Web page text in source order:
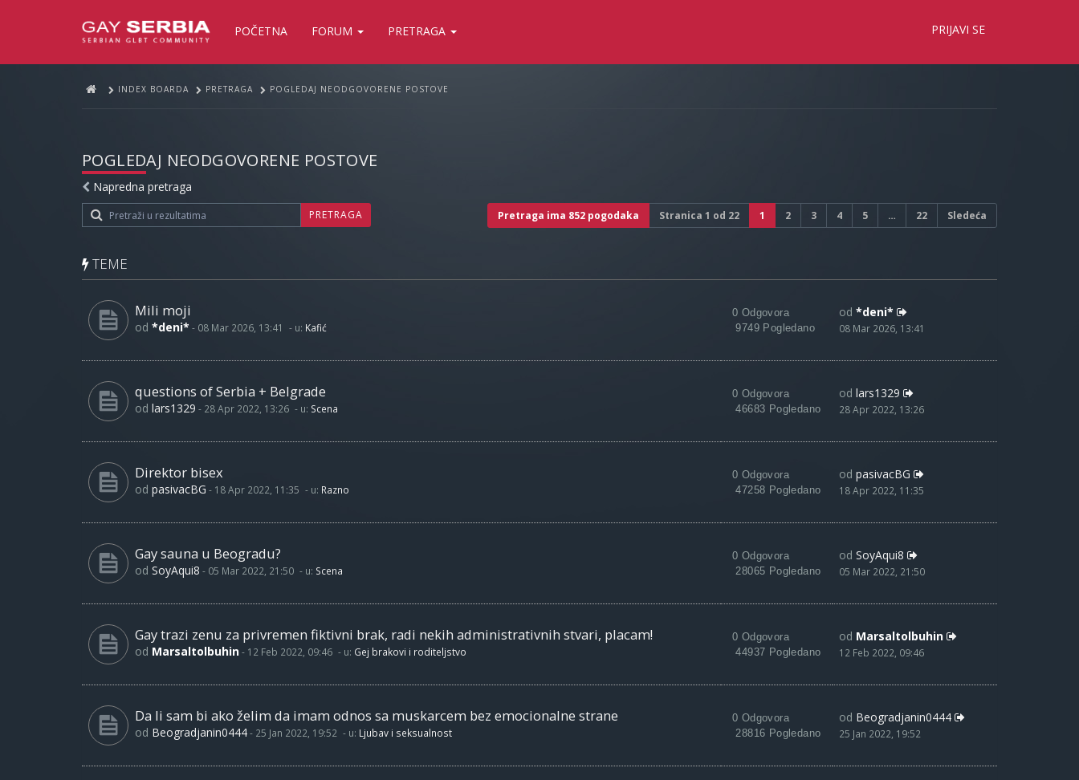
POČETNA FORUM PRETRAGA PRIJAVI SE
INDEX BOARDA PRETRAGA POGLEDAJ NEODGOVORENE POSTOVE
POGLEDAJ NEODGOVORENE POSTOVE
Napredna pretraga
PRETRAGA Pretraga ima 852 pogodaka Stranica 1 od 22 1 2 3 4 5 … 22 Sledeća
TEME
Mili moji
od *deni* - 08 Mar 2026, 13:41 - u: Kafić
0 Odgovora
9749 Pogledano
od *deni*
08 Mar 2026, 13:41
questions of Serbia + Belgrade
od lars1329 - 28 Apr 2022, 13:26 - u: Scena
0 Odgovora
46683 Pogledano
od lars1329
28 Apr 2022, 13:26
Direktor bisex
od pasivacBG - 18 Apr 2022, 11:35 - u: Razno
0 Odgovora
47258 Pogledano
od pasivacBG
18 Apr 2022, 11:35
Gay sauna u Beogradu?
od SoyAqui8 - 05 Mar 2022, 21:50 - u: Scena
0 Odgovora
28065 Pogledano
od SoyAqui8
05 Mar 2022, 21:50
Gay trazi zenu za privremen fiktivni brak, radi nekih administrativnih stvari, placam!
od Marsaltolbuhin- 12 Feb 2022, 09:46 - u: Gej brakovi i roditeljstvo
0 Odgovora
44937 Pogledano
od Marsaltolbuhin
12 Feb 2022, 09:46
Da li sam bi ako želim da imam odnos sa muskarcem bez emocionalne strane
od Beogradjanin0444- 25 Jan 2022, 19:52 - u: Ljubav i seksualnost
0 Odgovora
28816 Pogledano
od Beogradjanin0444
25 Jan 2022, 19:52